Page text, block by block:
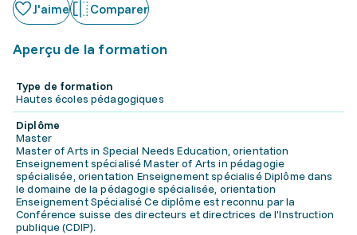
J'aime Comparer
Aperçu de la formation
Type de formation
Hautes écoles pédagogiques
Diplôme
Master
Master of Arts in Special Needs Education, orientation
Enseignement spécialisé Master of Arts in pédagogie
spécialisée, orientation Enseignement spécialisé Diplôme dans
le domaine de la pédagogie spécialisée, orientation
Enseignement Spécialisé Ce diplôme est reconnu par la
Conférence suisse des directeurs et directrices de l'Instruction
publique (CDIP).